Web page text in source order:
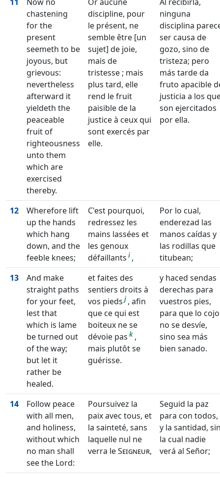
chastening
for the
present
seemeth to be
joyous, but
grievous:
nevertheless
afterward it
yieldeth the
peaceable
fruit of
righteousness
unto them
which are
exercised
thereby.
discipline, pour
le présent, ne
semble être [un
sujet] de joie,
mais de
tristesse ; mais
plus tard, elle
rend le fruit
paisible de la
justice à ceux qui
sont exercés par
elle.
ninguna
disciplina
ser causa de
gozo, sino de
tristeza; pero
más tarde da
fruto apacible
justicia a los
son ejercitados
por ella.
12
Wherefore lift
up the hands
which hang
down, and the
feeble knees;
C'est pourquoi,
redressez les
mains lassées et
les genoux
défaillants i ,
Por lo cual,
enderezad las
manos caídas y
las rodillas que
titubean;
13
And make
straight paths
for your feet,
lest that
which is lame
be turned out
of the way;
but let it
rather be
healed.
et faites des
sentiers droits à
vos pieds j , afin
que ce qui est
boiteux ne se
dévoie pas k ,
mais plutôt se
guérisse.
y haced sendas
derechas para
vuestros pies,
para que lo cojo
no se desvíe,
sino sea más
bien sanado.
14
Follow peace
with all men,
and holiness,
without which
no man shall
see the Lord:
Poursuivez la
paix avec tous, et
la sainteté, sans
laquelle nul ne
verra leSeigneur,
Seguid la paz
para con todos,
y la santidad,
la cual nadie
verá al Señor;